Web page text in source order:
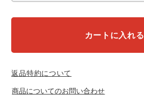
カートに入れる
返品特約について
商品についてのお問い合わせ